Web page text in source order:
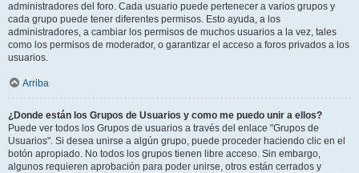
administradores del foro. Cada usuario puede pertenecer a varios grupos y
cada grupo puede tener diferentes permisos. Esto ayuda, a los
administradores, a cambiar los permisos de muchos usuarios a la vez, tales
como los permisos de moderador, o garantizar el acceso a foros privados a los
usuarios.
Arriba
¿Donde están los Grupos de Usuarios y como me puedo unir a ellos?
Puede ver todos los Grupos de usuarios a través del enlace "Grupos de
Usuarios". Si desea unirse a algún grupo, puede proceder haciendo clic en el
botón apropiado. No todos los grupos tienen libre acceso. Sin embargo,
algunos requieren aprobación para poder unirse, otros están cerrados y